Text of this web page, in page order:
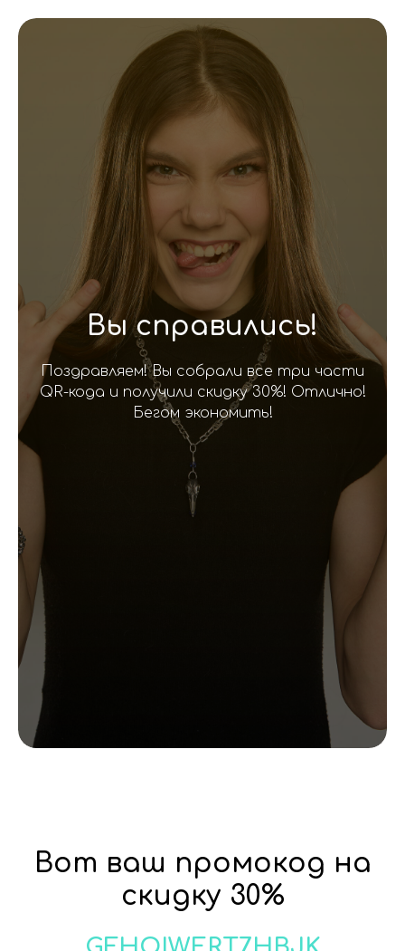
Вы справились!
Поздравляем! Вы собрали все три части
QR-кода и получили скидку 30%! Отлично!
Бегом экономить!
Вот ваш промокод на
скидку 30%